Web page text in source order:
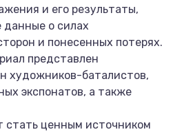
и его результаты,
данные о силах
и понесенных потерях.
представлен
художников-баталистов,
экспонатов, а также
ценным источником